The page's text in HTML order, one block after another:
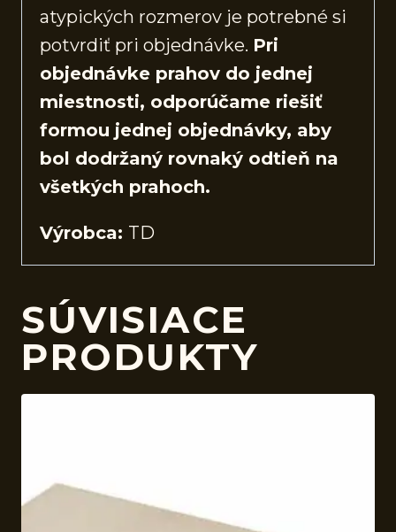
atypických rozmerov je potrebné si
potvrdiť pri objednávke. Pri
objednávke prahov do jednej
miestnosti, odporúčame riešiť
formou jednej objednávky, aby
bol dodržaný rovnaký odtieň na
všetkých prahoch.
Výrobca: TD
SÚVISIACE
PRODUKTY